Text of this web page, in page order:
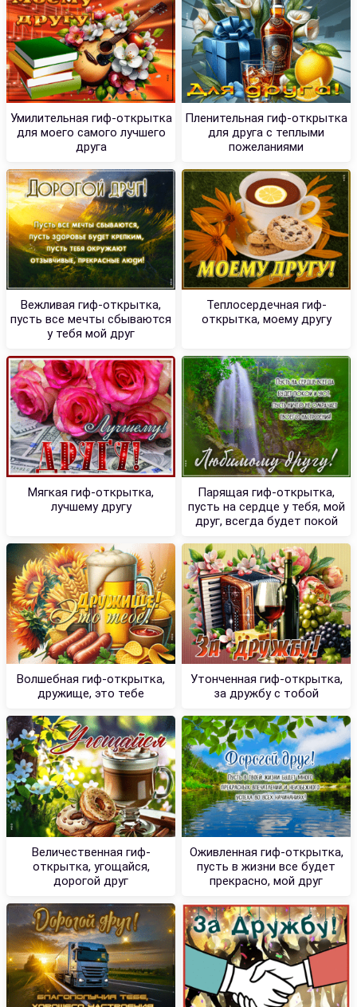
Умилительная гиф-открытка
для моего самого лучшего
друга
Пленительная гиф-открытка
для друга с теплыми
пожеланиями
Вежливая гиф-открытка,
пусть все мечты сбываются
у тебя мой друг
Теплосердечная гиф-
открытка, моему другу
Мягкая гиф-открытка,
лучшему другу
Парящая гиф-открытка,
пусть на сердце у тебя, мой
друг, всегда будет покой
Волшебная гиф-открытка,
дружище, это тебе
Утонченная гиф-открытка,
за дружбу с тобой
Величественная гиф-
открытка, угощайся,
дорогой друг
Оживленная гиф-открытка,
пусть в жизни все будет
прекрасно, мой друг